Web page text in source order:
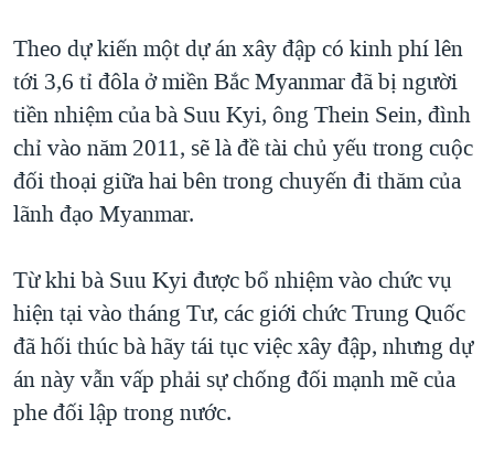
Theo dự kiến một dự án xây đập có kinh phí lên
tới 3,6 tỉ đôla ở miền Bắc Myanmar đã bị người
tiền nhiệm của bà Suu Kyi, ông Thein Sein, đình
chỉ vào năm 2011, sẽ là đề tài chủ yếu trong cuộc
đối thoại giữa hai bên trong chuyến đi thăm của
lãnh đạo Myanmar.
Từ khi bà Suu Kyi được bổ nhiệm vào chức vụ
hiện tại vào tháng Tư, các giới chức Trung Quốc
đã hối thúc bà hãy tái tục việc xây đập, nhưng dự
án này vẫn vấp phải sự chống đối mạnh mẽ của
phe đối lập trong nước.